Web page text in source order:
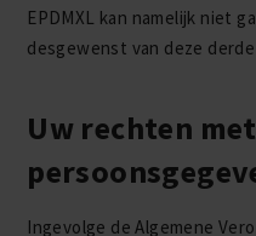
EPDMXL kan namelijk niet
desgewenst van deze
Uw rechten
Ingevolge de Algemene